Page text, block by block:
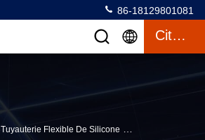
86-18129801081
Citation
Tuyauterie Flexible De Silicone >